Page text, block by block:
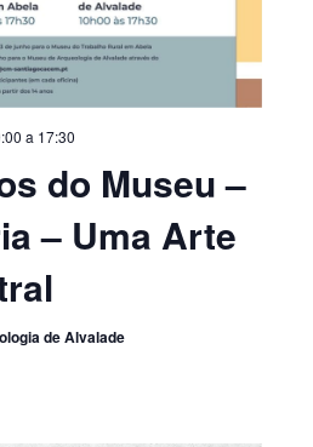
do Museu –
– Uma Arte
a 17:30
de Alvalade